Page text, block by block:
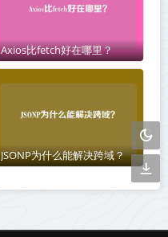
Axios比fetch好在哪里？
JSONP为什么能解决跨域？